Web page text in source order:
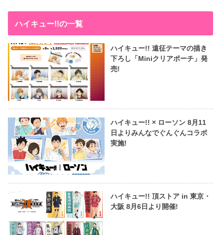
ハイキュー!!の一覧
ハイキュー!! 遠征テーマの描き
下ろし「Miniクリアポーチ」発
売!
ハイキュー!! × ローソン 8月11
日よりみんなでぐんぐんコラボ
実施!
ハイキュー!! 頂ストア in 東京・
大阪 8月6日より開催!